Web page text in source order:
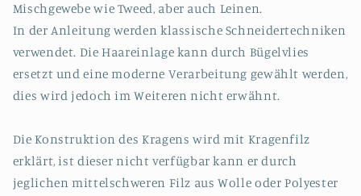
Mischgewebe wie Tweed, aber auch Leinen.
In der Anleitung werden klassische Schneidertechniken
verwendet. Die Haareinlage kann durch Bügelvlies
ersetzt und eine moderne Verarbeitung gewählt werden,
dies wird jedoch im Weiteren nicht erwähnt.
Die Konstruktion des Kragens wird mit Kragenfilz
erklärt, ist dieser nicht verfügbar kann er durch
jeglichen mittelschweren Filz aus Wolle oder Polyester